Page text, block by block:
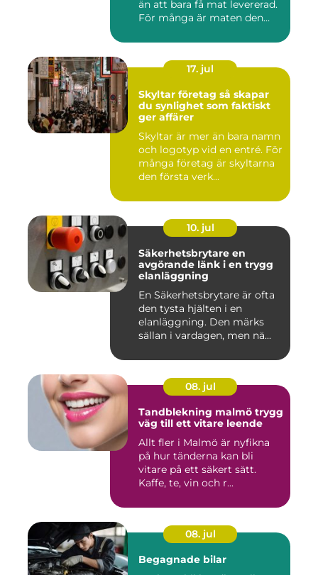
än att bara få mat levererad.
För många är maten den
17. jul
Skyltar företag så skapar
du synlighet som faktiskt
ger affärer
Skyltar är mer än bara namn
och logotyp vid en entré. För
många företag är skyltarna
den första verk...
10. jul
Säkerhetsbrytare en
avgörande länk i en trygg
elanläggning
En Säkerhetsbrytare är ofta
den tysta hjälten i en
elanläggning. Den märks
sällan i vardagen, men nä...
08. jul
Tandblekning malmö trygg
väg till ett vitare leende
Allt fler i Malmö är nyfikna
på hur tänderna kan bli
vitare på ett säkert sätt.
Kaffe, te, vin och r...
08. jul
Begagnade bilar